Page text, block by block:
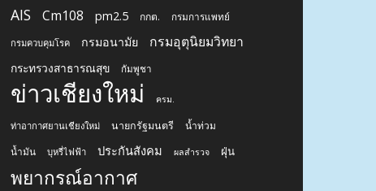
AIS Cm108 pm2.5 กกต. กรมการแพทย์
กรมควบคุมโรค กรมอนามัย กรมอุตุนิยมวิทยา
กระทรวงสาธารณสุข กัมพูชา
ข่าวเชียงใหม่ ครม.
ท่าอากาศยานเชียงใหม่ นายกรัฐมนตรี น้ำท่วม
น้ำมัน บุหรี่ไฟฟ้า ประกันสังคม ผลสำรวจ ฝุ่น
พยากรณ์อากาศ